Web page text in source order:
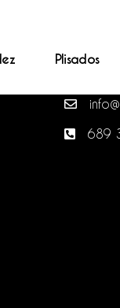
Plisados
689